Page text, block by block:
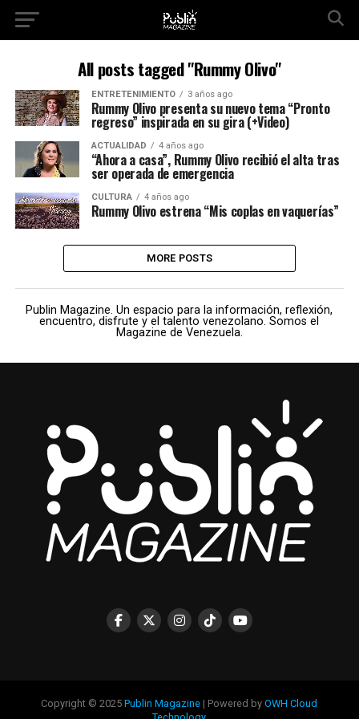
All posts tagged "Rummy Olivo"
ENTRETENIMIENTO 3 años ago
Rummy Olivo presenta su nuevo tema “Pronto
regreso” inspirada en su gira (+Video)
ACTUALIDAD 4 años ago
“Ahora a casa”, Rummy Olivo recibió el alta tras
ser operada de emergencia
CULTURA 4 años ago
Rummy Olivo estrena “Mis coplas en vaquerías”
MORE POSTS
Publin Magazine. Un espacio para la información, reflexión,
encuentro, disfrute y el talento venezolano. Somos el
Magazine de Venezuela.
Copyright © 2025Publin Magazine | Powered byOWH Cloud